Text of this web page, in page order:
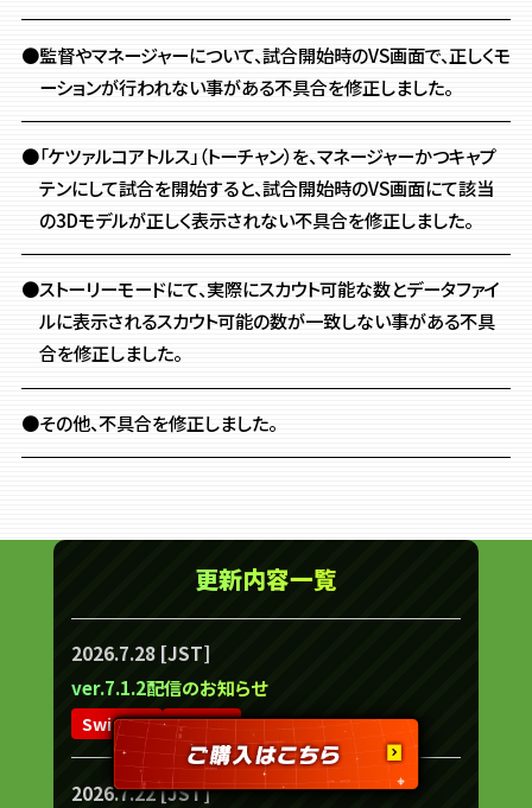
●監督やマネージャーについて、試合開始時のVS画面で、正しくモ
ーションが行われない事がある不具合を修正しました。
●「ケツァルコアトルス」（トーチャン）を、マネージャーかつキャプ
テンにして試合を開始すると、試合開始時のVS画面にて該当
の3Dモデルが正しく表示されない不具合を修正しました。
●ストーリーモードにて、実際にスカウト可能な数とデータファイ
ルに表示されるスカウト可能の数が一致しない事がある不具
合を修正しました。
●その他、不具合を修正しました。
更新内容一覧
2026.7.28 [JST]
ver.7.1.2配信のお知らせ
Switch 2 Switch
2026.7.22 [JST]